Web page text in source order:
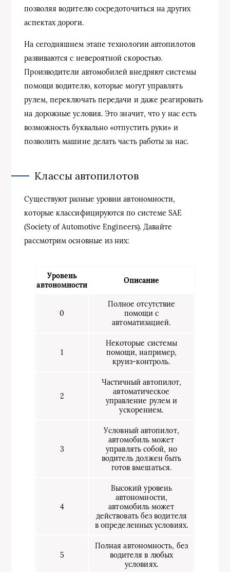
позволяя водителю сосредоточиться на других
аспектах дороги.
На сегодняшнем этапе технологии автопилотов
развиваются с невероятной скоростью.
Производители автомобилей внедряют системы
помощи водителю, которые могут управлять
рулем, переключать передачи и даже реагировать
на дорожные условия. Это значит, что у нас есть
возможность буквально «отпустить руки» и
позволить машине делать часть работы за нас.
Классы автопилотов
Существуют разные уровни автономности,
которые классифицируются по системе SAE
(Society of Automotive Engineers). Давайте
рассмотрим основные из них:
Уровень
автономности
Описание
0
Полное отсутствие
помощи с
автоматизацией.
1
Некоторые системы
помощи, например,
круиз-контроль.
2
Частичный автопилот,
автоматическое
управление рулем и
ускорением.
3
Условный автопилот,
автомобиль может
управлять собой, но
водитель должен быть
готов вмешаться.
4
Высокий уровень
автономности,
автомобиль может
действовать без водителя
в определенных условиях.
5
Полная автономность, без
водителя в любых
условиях.